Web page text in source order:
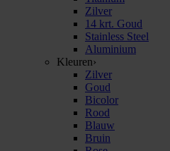
Zilver
14 krt. Goud
Stainless Steel
Aluminium
Kleuren›
Zilver
Goud
Bicolor
Rood
Blauw
Bruin